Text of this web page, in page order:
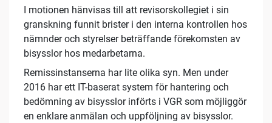
I motionen hänvisas till att revisorskollegiet i sin
granskning funnit brister i den interna kontrollen hos
nämnder och styrelser beträffande förekomsten av
bisysslor hos medarbetarna.
Remissinstanserna har lite olika syn. Men under
2016 har ett IT-baserat system för hantering och
bedömning av bisysslor införts i VGR som möjliggör
en enklare anmälan och uppföljning av bisysslor.